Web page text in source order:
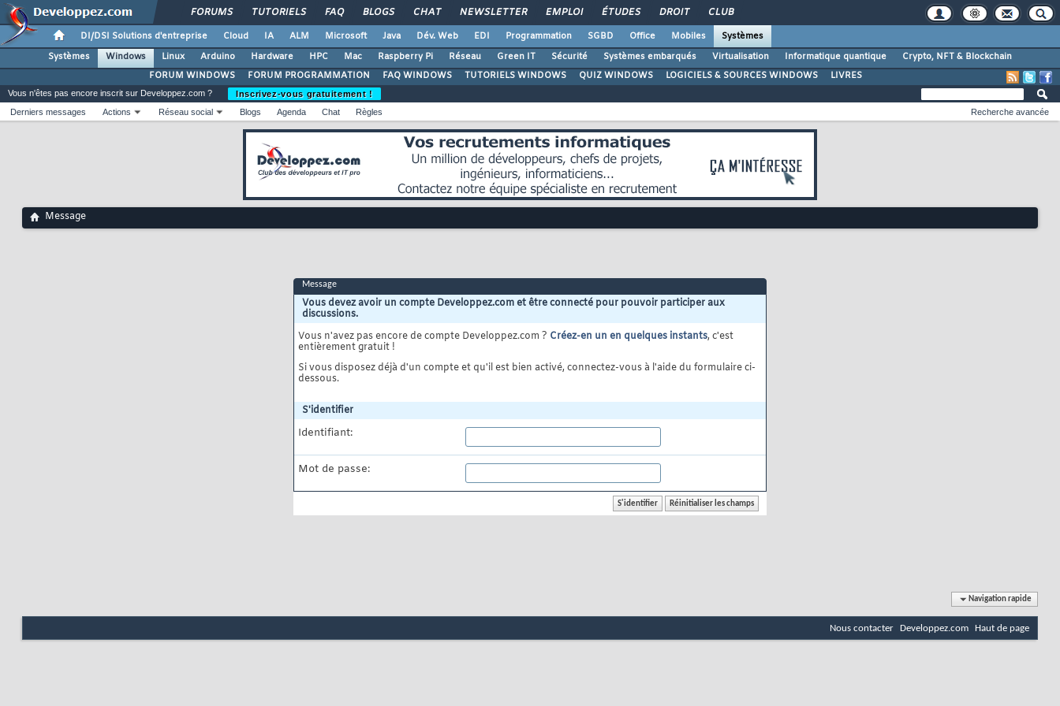
FORUMS TUTORIELS FAQ BLOGS CHAT NEWSLETTER EMPLOI ÉTUDES DROIT CLUB
DI/DSI Solutions d'entreprise Cloud IA ALM Microsoft Java Dév. Web EDI Programmation SGBD Office Mobiles
Systèmes
Systèmes
Windows Linux Arduino Hardware HPC Mac Raspberry Pi Réseau Green IT Sécurité Systèmes embarqués Virtualisation Informatique quantique
Crypto, NFT & Blockchain
FORUM WINDOWS
FORUM PROGRAMMATION FAQ WINDOWS TUTORIELS WINDOWS QUIZ WINDOWS LOGICIELS & SOURCES WINDOWS LIVRES
Vous n'êtes pas encore inscrit sur Developpez.com ?
Inscrivez-vous gratuitement !
Derniers messages
Actions Réseau social Blogs Agenda Chat Règles Recherche avancée
Message
Message
Vous devez avoir un compte Developpez.com et être connecté pour pouvoir participer aux
discussions.
Vous n'avez pas encore de compte Developpez.com ? Créez-en un en quelques instants, c'est
entièrement gratuit !
Si vous disposez déjà d'un compte et qu'il est bien activé, connectez-vous à l'aide du formulaire ci-
dessous.
S'identifier
Identifiant:
Mot de passe:
Navigation rapide
Nous contacter Developpez.com Haut de page